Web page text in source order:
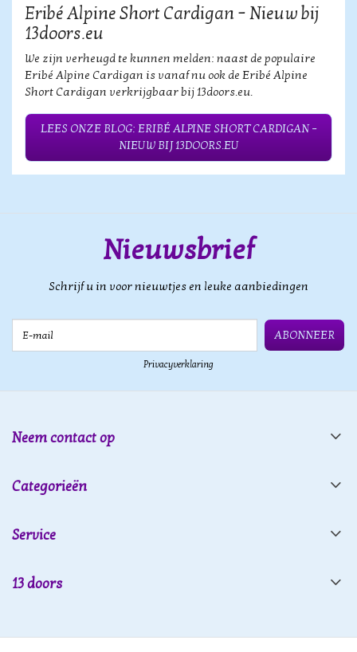
Eribé Alpine Short Cardigan – Nieuw bij
13doors.eu
We zijn verheugd te kunnen melden: naast de populaire
Eribé Alpine Cardigan is vanaf nu ook de Eribé Alpine
Short Cardigan verkrijgbaar bij 13doors.eu.
LEES ONZE BLOG: ERIBÉ ALPINE SHORT CARDIGAN –
NIEUW BIJ 13DOORS.EU
Nieuwsbrief
Schrijf u in voor nieuwtjes en leuke aanbiedingen
ABONNEER
Privacyverklaring
Neem contact op
Categorieën
Service
13 doors